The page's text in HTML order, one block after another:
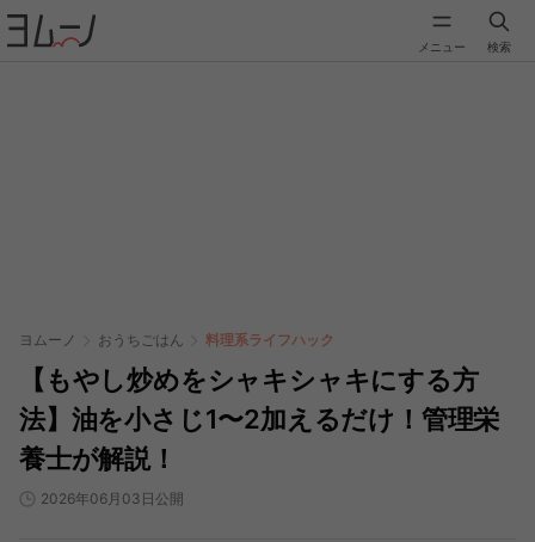
メニュー 検索
ヨムーノ おうちごはん 料理系ライフハック
【もやし炒めをシャキシャキにする方
法】油を小さじ1〜2加えるだけ！管理栄
養士が解説！
2026年06月03日公開